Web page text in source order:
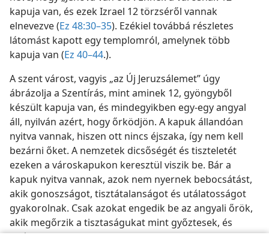
kapuja van, és ezek Izrael 12 törzséről vannak
elnevezve (Ez 48:30–35). Ezékiel továbbá részletes
látomást kapott egy templomról, amelynek több
kapuja van (Ez 40–44.).
A szent várost, vagyis „az Új Jeruzsálemet” úgy
ábrázolja a Szentírás, mint aminek 12, gyöngyből
készült kapuja van, és mindegyikben egy-egy angyal
áll, nyilván azért, hogy őrködjön. A kapuk állandóan
nyitva vannak, hiszen ott nincs éjszaka, így nem kell
bezárni őket. A nemzetek dicsőségét és tiszteletét
ezeken a városkapukon keresztül viszik be. Bár a
kapuk nyitva vannak, azok nem nyernek bebocsátást,
akik gonoszságot, tisztátalanságot és utálatosságot
gyakorolnak. Csak azokat engedik be az angyali őrök,
akik megőrzik a tisztaságukat mint győztesek, és